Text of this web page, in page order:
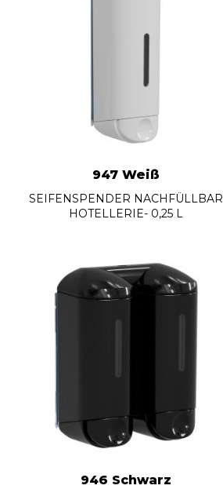
947 Weiß
SEIFENSPENDER NACHFÜLLBAR
HOTELLERIE- 0,25 L
946 Schwarz